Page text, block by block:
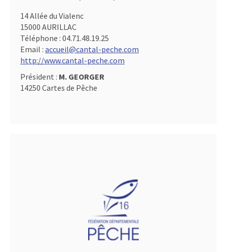
14 Allée du Vialenc
15000 AURILLAC
Téléphone : 04.71.48.19.25
Email : accueil@cantal-peche.com
http://www.cantal-peche.com
Président : M. GEORGER
14250 Cartes de Pêche